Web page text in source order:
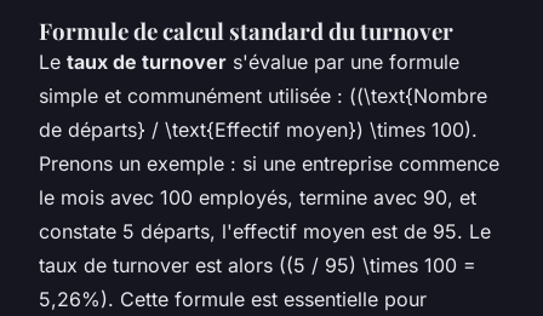
Formule de calcul standard du turnover
Le taux de turnover s'évalue par une formule
simple et communément utilisée : ((\text{Nombre
de départs} / \text{Effectif moyen}) \times 100).
Prenons un exemple : si une entreprise commence
le mois avec 100 employés, termine avec 90, et
constate 5 départs, l'effectif moyen est de 95. Le
taux de turnover est alors ((5 / 95) \times 100 =
5,26%). Cette formule est essentielle pour